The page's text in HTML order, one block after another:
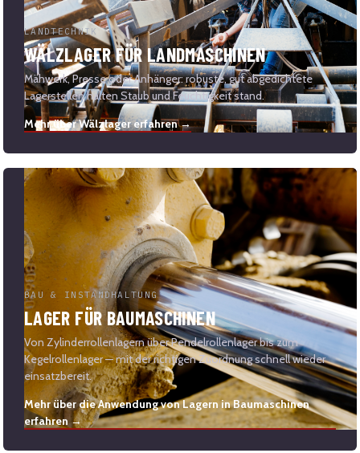
LANDTECHNIK
WÄLZLAGER FÜR LANDMASCHINEN
Mähwerk, Presse oder Anhänger: robuste, gut abgedichtete
Lagerstellen halten Staub und Feuchtigkeit stand.
Mehr über Wälzlager erfahren →
BAU & INSTANDHALTUNG
LAGER FÜR BAUMASCHINEN
Von Zylinderrollenlagern über Pendelrollenlager bis zum
Kegelrollenlager — mit der richtigen Zuordnung schnell wieder
einsatzbereit.
Mehr über die Anwendung von Lagern in Baumaschinen
erfahren →